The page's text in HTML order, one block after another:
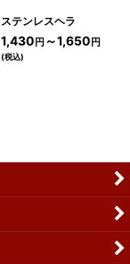
ステンレスヘラ
1,430 円 ～1,650 円
(税込)